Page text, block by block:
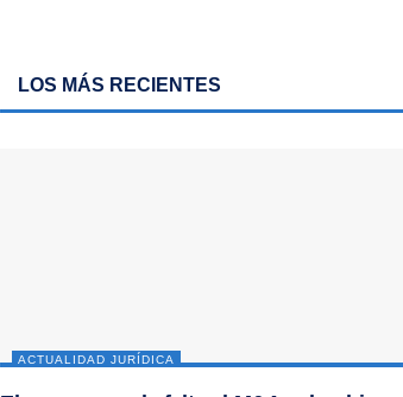
LOS MÁS RECIENTES
ACTUALIDAD JURÍDICA